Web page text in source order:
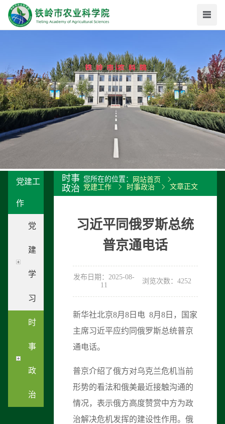
党建工
作
党
建
学
习
时
事
政
治
时事
政治
您所在的位置：
网站首页
党建工作
时事政治 文章正文
习近平同俄罗斯总统
普京通电话
发布日期：2025-08-
11
浏览次数：4252
新华社北京8月8日电 8月8日，国家
主席习近平应约同俄罗斯总统普京
通电话。
普京介绍了俄方对乌克兰危机当前
形势的看法和俄美最近接触沟通的
情况，表示俄方高度赞赏中方为政
治解决危机发挥的建设性作用。俄